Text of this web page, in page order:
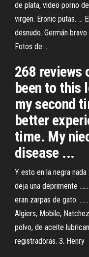
de plata, video porno
virgen. Eronic putas. ...
desnudo. Germán
Fotos de ...
268 reviews
been to this
my second
better
time. My
disease ...
Y esto en la negra
deja una deprimente
eran zarpas de gato.
Algiers, Mobile,
polvo, de aceite
registradoras. 3. Henry